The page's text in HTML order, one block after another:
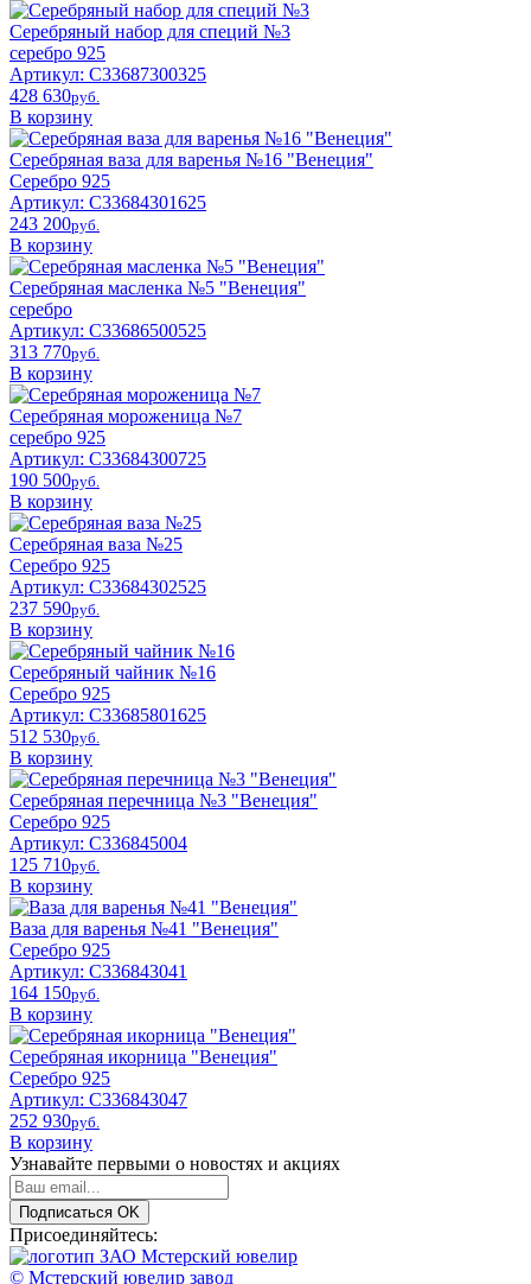
Серебряный набор для специй №3
серебро 925
Артикул: С33687300325
428 630pyб.
В корзину
Серебряная ваза для варенья №16 "Венеция"
Серебро 925
Артикул: С33684301625
243 200pyб.
В корзину
Серебряная масленка №5 "Венеция"
серебро
Артикул: С33686500525
313 770pyб.
В корзину
Серебряная мороженица №7
серебро 925
Артикул: С33684300725
190 500pyб.
В корзину
Серебряная ваза №25
Серебро 925
Артикул: С33684302525
237 590pyб.
В корзину
Серебряный чайник №16
Серебро 925
Артикул: С33685801625
512 530pyб.
В корзину
Серебряная перечница №3 "Венеция"
Серебро 925
Артикул: С336845004
125 710pyб.
В корзину
Ваза для варенья №41 "Венеция"
Серебро 925
Артикул: С336843041
164 150pyб.
В корзину
Серебряная икорница "Венеция"
Серебро 925
Артикул: С336843047
252 930pyб.
В корзину
Узнавайте первыми о новостях и акциях
Подписаться OK
Присоединяйтесь:
© Мстерский ювелир завод